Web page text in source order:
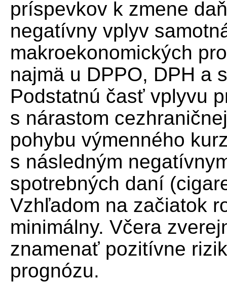
príspevkov k zmene
negatívny vplyv
makroekonomických
najmä u DPPO, DPH a
Podstatnú časť vplyvu
s nárastom
pohybu výmenného
s následným
spotrebných daní
Vzhľadom na začiatok
minimálny. Včera
znamenať pozitívne
prognózu.